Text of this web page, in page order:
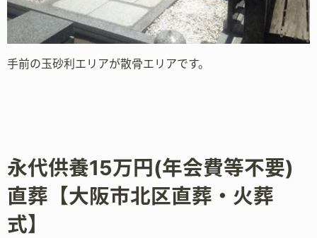
手前の玉砂利エリアが散骨エリアです。
永代供養15万円(年会費等不要)
直葬【大阪市北区直葬・火葬
式】